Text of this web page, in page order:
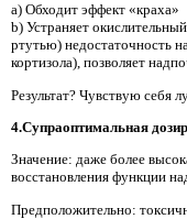
a) Обходит эффект «краха»
b) Устраняет
ртутью) недостаточность
кортизола), позволяет
Результат? Чувствую себя
4.Супраоптимальная
Значение: даже более
восстановления функции
Предположительно: